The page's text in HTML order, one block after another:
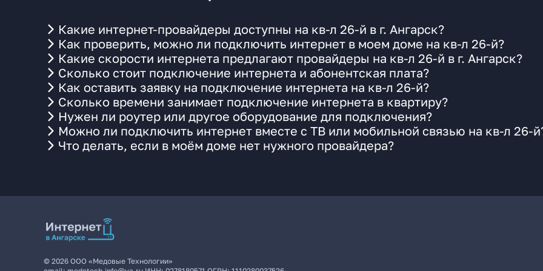
Какие интернет-провайдеры доступны на кв-л 26-й в г. Ангарск?
Как проверить, можно ли подключить интернет в моем доме на кв-л 26-й?
Какие скорости интернета предлагают провайдеры на кв-л 26-й в г. Ангарск?
Сколько стоит подключение интернета и абонентская плата?
Как оставить заявку на подключение интернета на кв-л 26-й?
Сколько времени занимает подключение интернета в квартиру?
Нужен ли роутер или другое оборудование для подключения?
Можно ли подключить интернет вместе с ТВ или мобильной связью на кв-л 26-
Что делать, если в моём доме нет нужного провайдера?
© 2026 ООО «Медовые Технологии»